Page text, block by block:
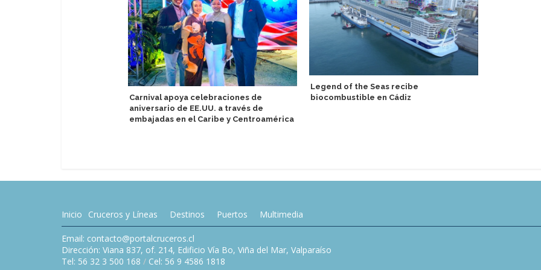
Carnival apoya celebraciones de
aniversario de EE.UU. a través de
embajadas en el Caribe y Centroamérica
Legend of the Seas recibe
biocombustible en Cádiz
Inicio Cruceros y Líneas Destinos Puertos Multimedia
Email: contacto@portalcruceros.cl
Dirección: Viana 837, of. 214, Edificio Vía Bo, Viña del Mar, Valparaíso
Tel: 56 32 3 500 168 / Cel: 56 9 4586 1818